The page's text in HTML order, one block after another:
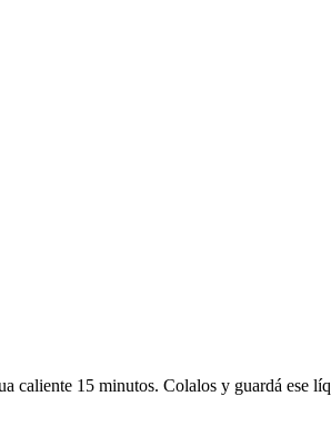
caliente 15 minutos. Colalos y guardá